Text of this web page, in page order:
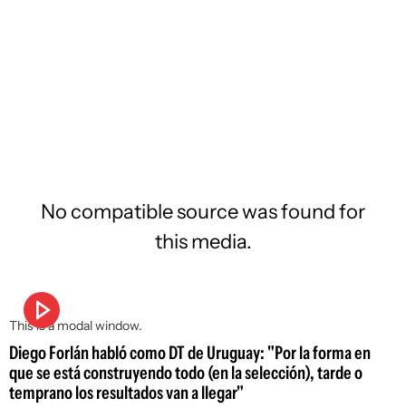
This is a modal window.
No compatible source was found for
this media.
Diego Forlán habló como DT de Uruguay: "Por la forma en
que se está construyendo todo (en la selección), tarde o
temprano los resultados van a llegar"